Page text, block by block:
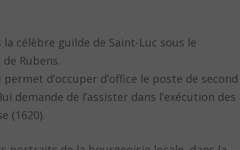
célèbre guilde de Saint-Luc sous le
Rubens.
d’occuper d’office le poste de second
demande de l’assister dans l’exécution des
(1620).